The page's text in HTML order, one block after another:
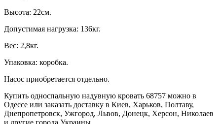
Высота: 22см.
Допустимая нагрузка: 136кг.
Вес: 2,8кг.
Упаковка: коробка.
Насос приобретается отдельно.
Купить односпальную надувную кровать 68757 можно в
Одессе или заказать доставку в Киев, Харьков, Полтаву,
Днепропетровск, Ужгород, Львов, Донецк, Херсон, Николаев
и другие города Украины.